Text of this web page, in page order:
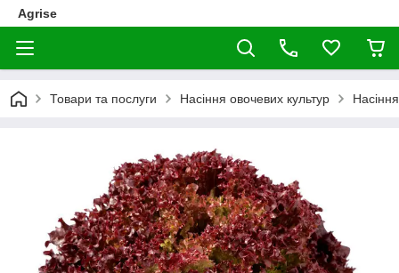
Agrise
Товари та послуги Насіння овочевих культур